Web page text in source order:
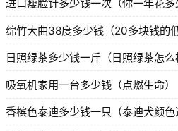
进口瘦脸针多少钱一次（你一年花多
绵竹大曲38度多少钱（20多块钱的
日照绿茶多少钱一斤（日照绿茶怎么
吸氧机家用一台多少钱（点燃生命）
香槟色泰迪多少钱一只（泰迪犬颜色